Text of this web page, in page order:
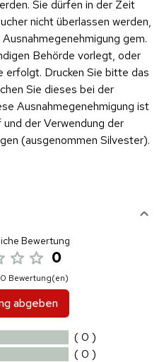
Sie dürfen in der Zeit
nicht überlassen werden,
gem.
Behörde vorlegt, oder
erfolgt. Drucken Sie bitte das
Sie dieses bei der
Ausnahmegenehmigung ist
der Verwendung der
(ausgenommen Silvester).
Bewertung
0
Bewertung(en)
abgeben
( 0 )
( 0 )